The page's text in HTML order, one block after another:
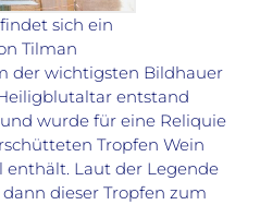
sich ein
Tilman
der wichtigsten Bildhauer
entstand
wurde für eine Reliquie
Tropfen Wein
enthält. Laut der Legende
dann dieser Tropfen zum